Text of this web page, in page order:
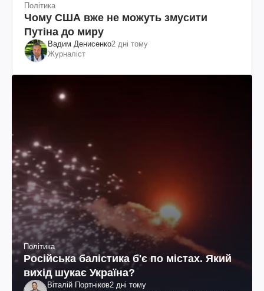
Політика
Чому США вже не можуть змусити
Путіна до миру
Вадим Денисенко2 дні тому
Журналіст
Політика
Російська балістика б'є по містах. Який
вихід шукає Україна?
Віталій Портніков2 дні тому